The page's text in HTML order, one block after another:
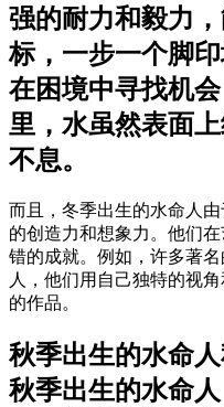
强的耐力和毅力
标，一步一个脚
在困境中寻找机
里，水虽然表面
不息。
而且，冬季出生的水命人
的创造力和想象力。他们
错的成就。例如，许多著
人，他们用自己独特的视
的作品。
秋季出生的水命
秋季出生的水命